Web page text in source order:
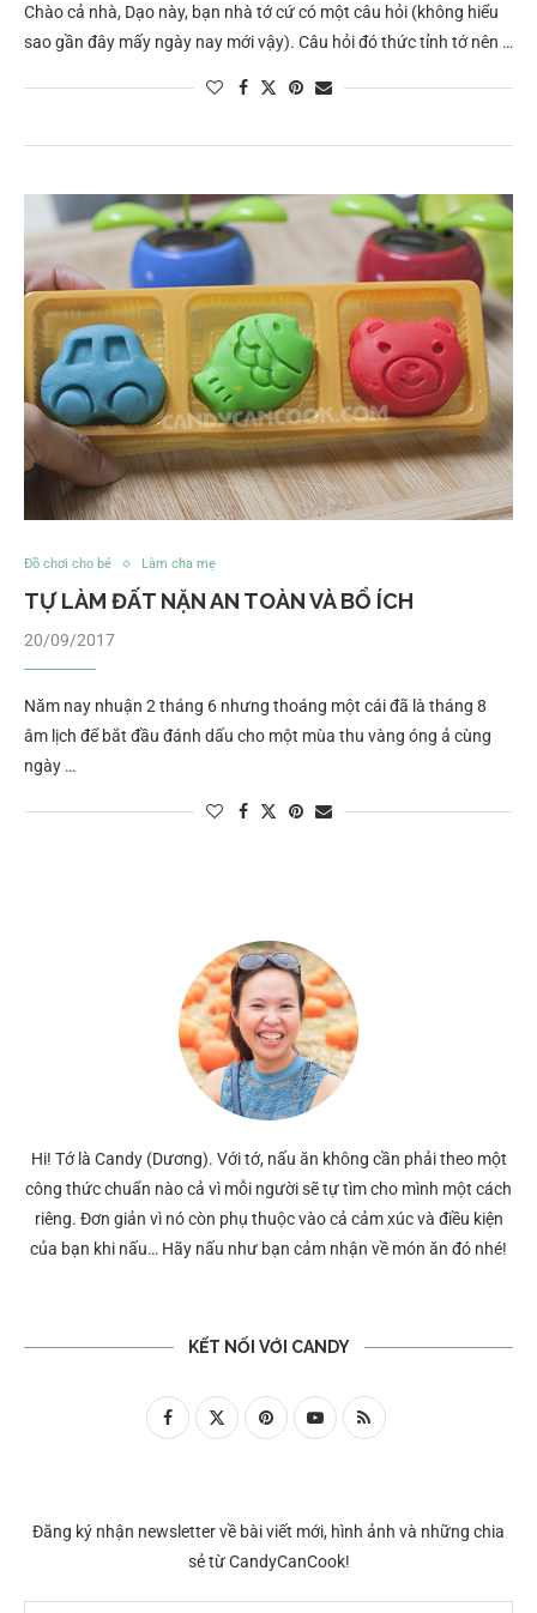
Chào cả nhà, Dạo này, bạn nhà tớ cứ có một câu hỏi (không hiểu
sao gần đây mấy ngày nay mới vậy). Câu hỏi đó thức tỉnh tớ nên …
Đồ chơi cho bé Làm cha mẹ
TỰ LÀM ĐẤT NẶN AN TOÀN VÀ BỔ ÍCH
20/09/2017
Năm nay nhuận 2 tháng 6 nhưng thoáng một cái đã là tháng 8
âm lịch để bắt đầu đánh dấu cho một mùa thu vàng óng ả cùng
ngày …
Hi! Tớ là Candy (Dương). Với tớ, nấu ăn không cần phải theo một
công thức chuẩn nào cả vì mỗi người sẽ tự tìm cho mình một cách
riêng. Đơn giản vì nó còn phụ thuộc vào cả cảm xúc và điều kiện
của bạn khi nấu… Hãy nấu như bạn cảm nhận về món ăn đó nhé!
KẾT NỐI VỚI CANDY
Đăng ký nhận newsletter về bài viết mới, hình ảnh và những chia
sẻ từ CandyCanCook!